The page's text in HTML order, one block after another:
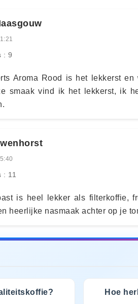
: 9
Aroma Rood is het lekkerst
smaak vind ik het lekkerst, ik
: 11
is heel lekker als filterkoffie,
heerlijke nasmaak achter op je
Hoe